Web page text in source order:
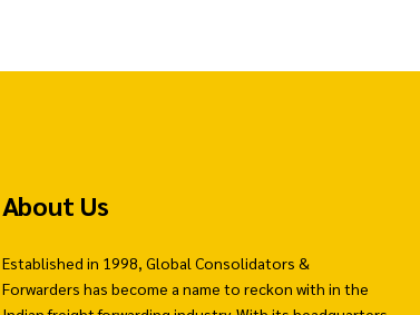
About Us
Established in 1998, Global Consolidators &
Forwarders has become a name to reckon with in the